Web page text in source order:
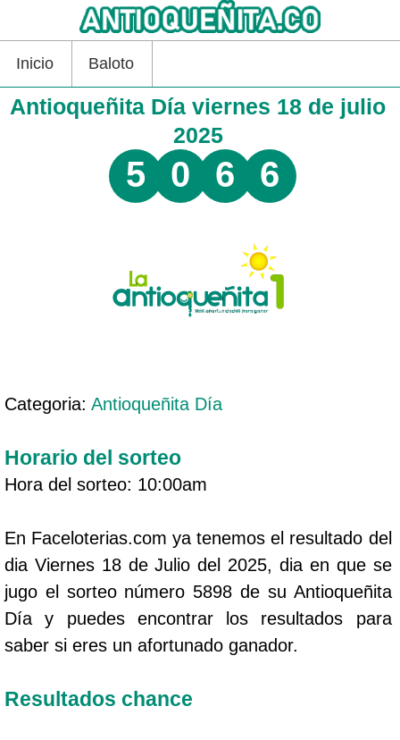
Inicio Baloto
Antioqueñita Día viernes 18 de julio
2025
5 0 6 6
Categoria: Antioqueñita Día
Horario del sorteo
Hora del sorteo: 10:00am
En Faceloterias.com ya tenemos el resultado del
dia Viernes 18 de Julio del 2025, dia en que se
jugo el sorteo número 5898 de su Antioqueñita
Día y puedes encontrar los resultados para
saber si eres un afortunado ganador.
Resultados chance